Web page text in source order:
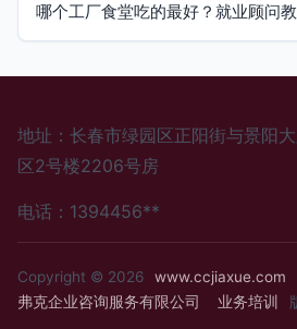
哪个工厂食堂吃的最好？就业顾问
地址：长春市绿园区正阳街与景阳
区2号楼2206号房
电话：1394456**
Copyright © 2026 www.ccjiaxue.com
弗克企业咨询服务有限公司
业务培训